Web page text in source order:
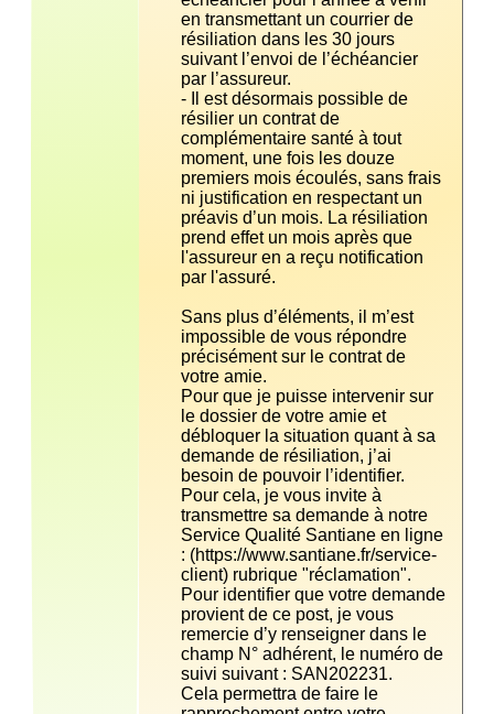
en transmettant un courrier de
résiliation dans les 30 jours
suivant l’envoi de l’échéancier
- Il est désormais possible de
résilier un contrat de
complémentaire santé à tout
moment, une fois les douze
premiers mois écoulés, sans frais
ni justification en respectant un
préavis d’un mois. La résiliation
prend effet un mois après que
l'assureur en a reçu notification
Sans plus d’éléments, il m’est
impossible de vous répondre
précisément sur le contrat de
Pour que je puisse intervenir sur
le dossier de votre amie et
débloquer la situation quant à sa
demande de résiliation, j’ai
Pour cela, je vous invite à
transmettre sa demande à notre
Service Qualité Santiane en ligne
: (https://www.santiane.fr/service-
Pour identifier que votre demande
provient de ce post, je vous
remercie d’y renseigner dans le
champ N° adhérent, le numéro de
Cela permettra de faire le